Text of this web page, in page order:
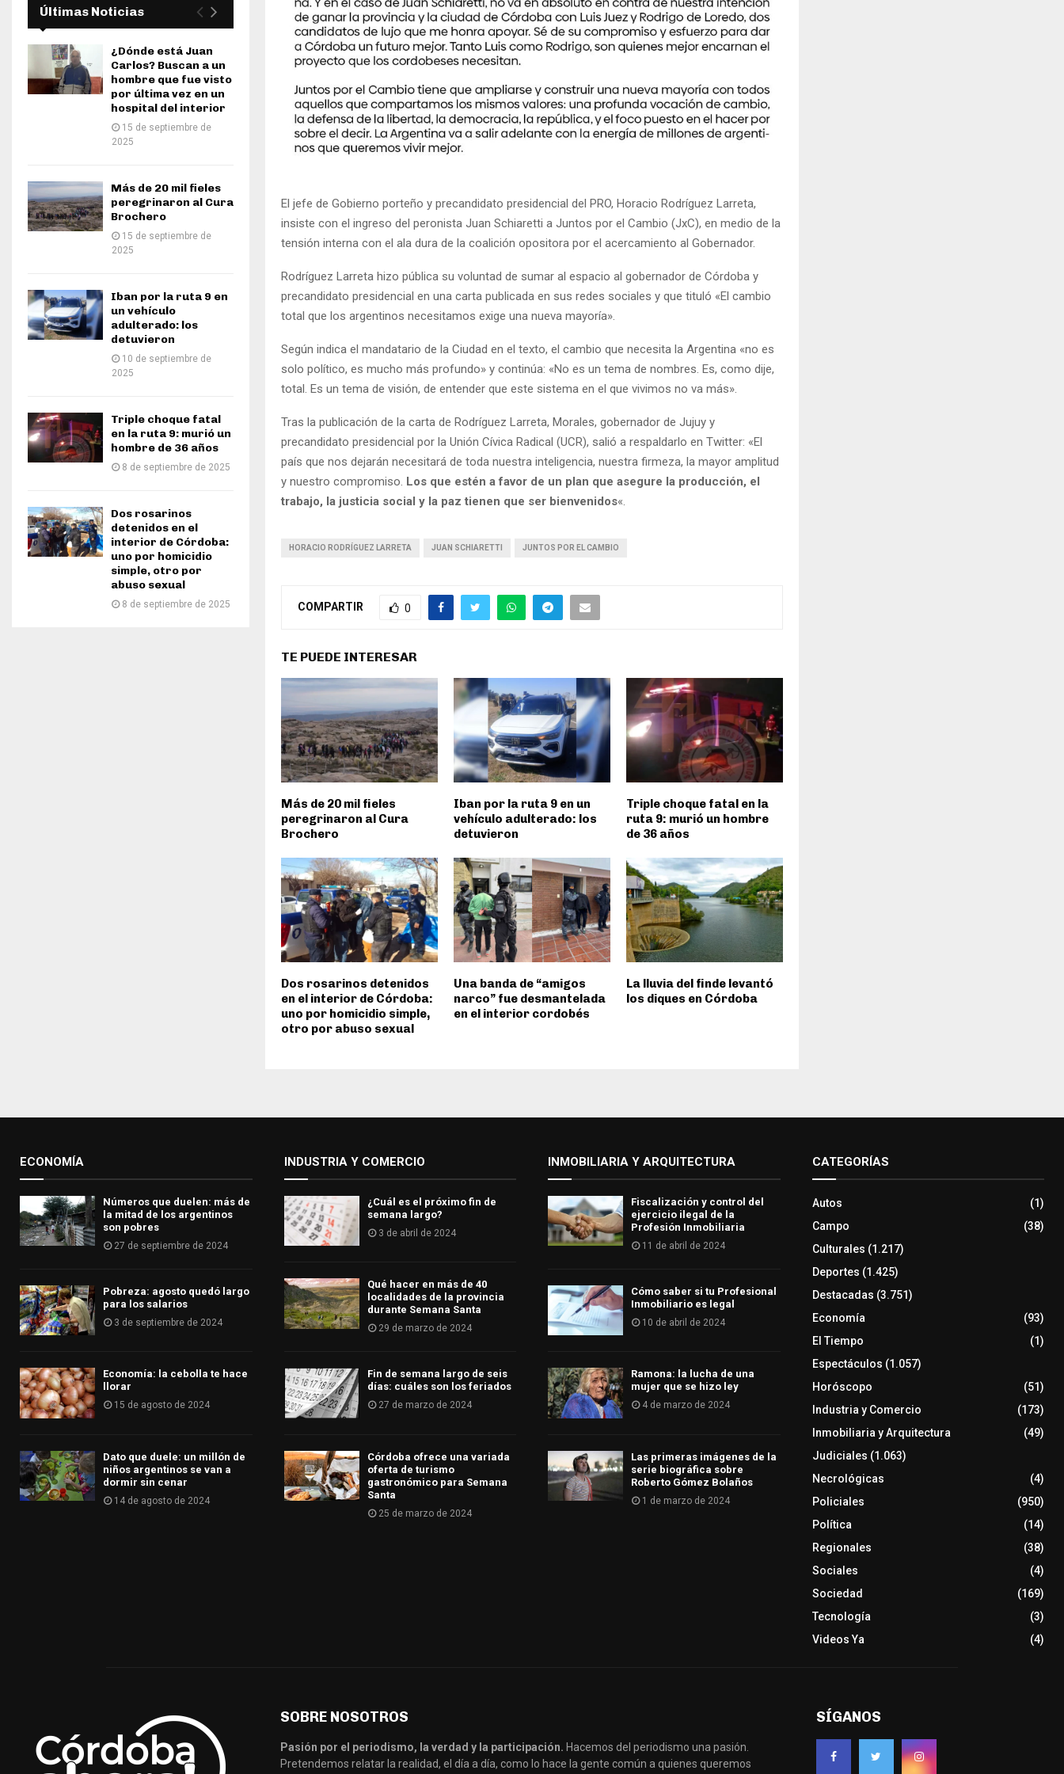
El jefe de Gobierno porteño y precandidato presidencial del PRO, Horacio Rodríguez Larreta,
insiste con el ingreso del peronista Juan Schiaretti a Juntos por el Cambio (JxC), en medio de la
tensión interna con el ala dura de la coalición opositora por el acercamiento al Gobernador.
Rodríguez Larreta hizo pública su voluntad de sumar al espacio al gobernador de Córdoba y
precandidato presidencial en una carta publicada en sus redes sociales y que tituló «El cambio
total que los argentinos necesitamos exige una nueva mayoría».
Según indica el mandatario de la Ciudad en el texto, el cambio que necesita la Argentina «no es
solo político, es mucho más profundo» y continúa: «No es un tema de nombres. Es, como dije,
total. Es un tema de visión, de entender que este sistema en el que vivimos no va más».
Tras la publicación de la carta de Rodríguez Larreta, Morales, gobernador de Jujuy y
precandidato presidencial por la Unión Cívica Radical (UCR), salió a respaldarlo en Twitter: «El
país que nos dejarán necesitará de toda nuestra inteligencia, nuestra firmeza, la mayor amplitud
y nuestro compromiso. Los que estén a favor de un plan que asegure la producción, el
trabajo, la justicia social y la paz tienen que ser bienvenidos«.
HORACIO RODRÍGUEZ LARRETA JUAN SCHIARETTI JUNTOS POR EL CAMBIO
COMPARTIR 0
TE PUEDE INTERESAR
Más de 20 mil fieles
peregrinaron al Cura
Brochero
Iban por la ruta 9 en un
vehículo adulterado: los
detuvieron
Triple choque fatal en la
ruta 9: murió un hombre
de 36 años
Dos rosarinos detenidos
en el interior de Córdoba:
uno por homicidio simple,
otro por abuso sexual
Una banda de “amigos
narco” fue desmantelada
en el interior cordobés
La lluvia del finde levantó
los diques en Córdoba
Últimas Noticias
¿Dónde está Juan
Carlos? Buscan a un
hombre que fue visto
por última vez en un
hospital del interior
15 de septiembre de
2025
Más de 20 mil fieles
peregrinaron al Cura
Brochero
15 de septiembre de
2025
Iban por la ruta 9 en
un vehículo
adulterado: los
detuvieron
10 de septiembre de
2025
Triple choque fatal
en la ruta 9: murió un
hombre de 36 años
8 de septiembre de 2025
Dos rosarinos
detenidos en el
interior de Córdoba:
uno por homicidio
simple, otro por
abuso sexual
8 de septiembre de 2025
ECONOMÍA
Números que duelen: más de
la mitad de los argentinos
son pobres
27 de septiembre de 2024
Pobreza: agosto quedó largo
para los salarios
3 de septiembre de 2024
Economía: la cebolla te hace
llorar
15 de agosto de 2024
Dato que duele: un millón de
niños argentinos se van a
dormir sin cenar
14 de agosto de 2024
INDUSTRIA Y COMERCIO
¿Cuál es el próximo fin de
semana largo?
3 de abril de 2024
Qué hacer en más de 40
localidades de la provincia
durante Semana Santa
29 de marzo de 2024
Fin de semana largo de seis
días: cuáles son los feriados
27 de marzo de 2024
Córdoba ofrece una variada
oferta de turismo
gastronómico para Semana
Santa
25 de marzo de 2024
INMOBILIARIA Y ARQUITECTURA
Fiscalización y control del
ejercicio ilegal de la
Profesión Inmobiliaria
11 de abril de 2024
Cómo saber si tu Profesional
Inmobiliario es legal
10 de abril de 2024
Ramona: la lucha de una
mujer que se hizo ley
4 de marzo de 2024
Las primeras imágenes de la
serie biográfica sobre
Roberto Gómez Bolaños
1 de marzo de 2024
CATEGORÍAS
Autos
(1)
Campo
(38)
Culturales (1.217)
Deportes (1.425)
Destacadas (3.751)
Economía
(93)
El Tiempo
(1)
Espectáculos (1.057)
Horóscopo
(51)
Industria y Comercio
(173)
Inmobiliaria y Arquitectura
(49)
Judiciales (1.063)
Necrológicas
(4)
Policiales
(950)
Política
(14)
Regionales
(38)
Sociales
(4)
Sociedad
(169)
Tecnología
(3)
Videos Ya
(4)
SOBRE NOSOTROS
Pasión por el periodismo, la verdad y la participación. Hacemos del periodismo una pasión.
Pretendemos relatar la realidad, el día a día, como lo hace la gente común a quienes queremos
SÍGANOS